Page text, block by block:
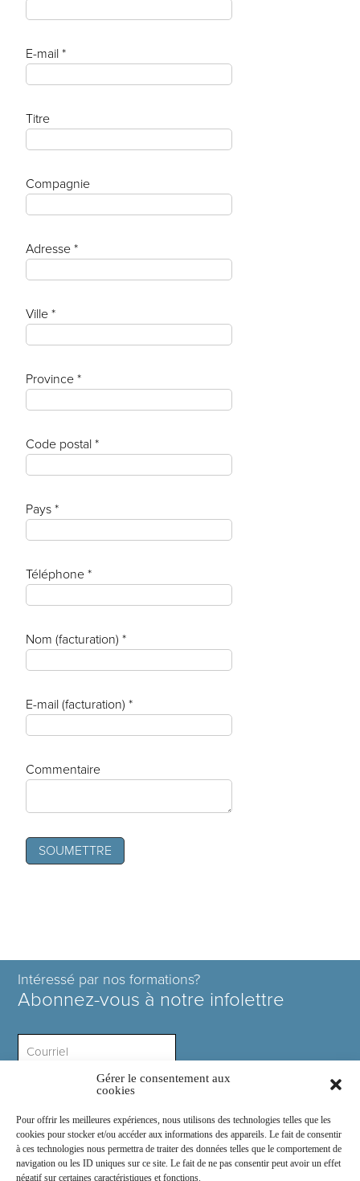
Gérer le consentement aux
cookies
Pour offrir les meilleures expériences, nous utilisons des technologies telles que les
cookies pour stocker et/ou accéder aux informations des appareils. Le fait de consentir
à ces technologies nous permettra de traiter des données telles que le comportement de
navigation ou les ID uniques sur ce site. Le fait de ne pas consentir peut avoir un effet
négatif sur certaines caractéristiques et fonctions.
E-mail *
Titre
Compagnie
Adresse *
Ville *
Province *
Code postal *
Pays *
Téléphone *
Nom (facturation) *
E-mail (facturation) *
Commentaire
Intéressé par nos formations?
Abonnez-vous à notre infolettre